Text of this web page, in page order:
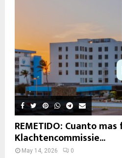
REMETIDO: Cuanto
Klachtencommissie...
May 14, 2026 0